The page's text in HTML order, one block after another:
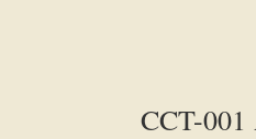
CCT-001